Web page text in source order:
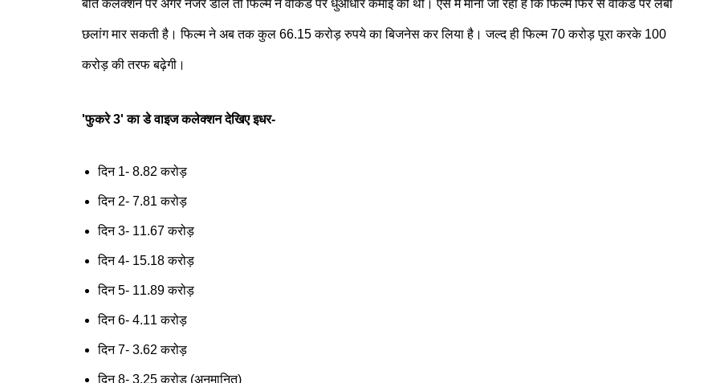
बीते कलेक्शन पर अगर नजर डाले तो फिल्म ने वीकेंड पर धुंआधार कमाई की थी। ऐसे में माना जा रहा है कि फिल्म फिर से वीकेंड पर लंबी
छलांग मार सकती है। फिल्म ने अब तक कुल 66.15 करोड़ रुपये का बिजनेस कर लिया है। जल्द ही फिल्म 70 करोड़ पूरा करके 100
करोड़ की तरफ बढ़ेगी।
'फुकरे 3' का डे वाइज कलेक्शन देखिए इधर-
दिन 1- 8.82 करोड़
दिन 2- 7.81 करोड़
दिन 3- 11.67 करोड़
दिन 4- 15.18 करोड़
दिन 5- 11.89 करोड़
दिन 6- 4.11 करोड़
दिन 7- 3.62 करोड़
दिन 8- 3.25 करोड़ (अनुमानित)